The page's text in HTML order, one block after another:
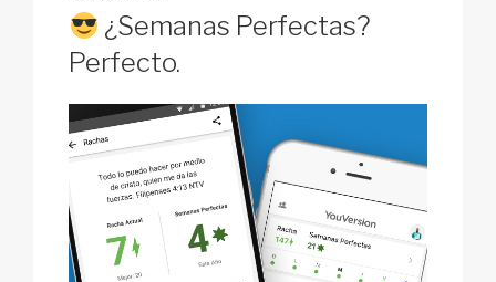
ON
¿Semanas Perfectas?
Perfecto.